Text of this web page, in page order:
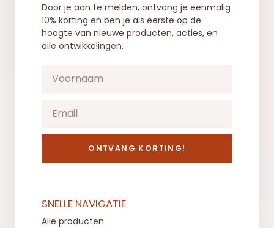
Door je aan te melden, ontvang je eenmalig
10% korting en ben je als eerste op de
hoogte van nieuwe producten, acties, en
alle ontwikkelingen.
ONTVANG KORTING!
SNELLE NAVIGATIE
Alle producten